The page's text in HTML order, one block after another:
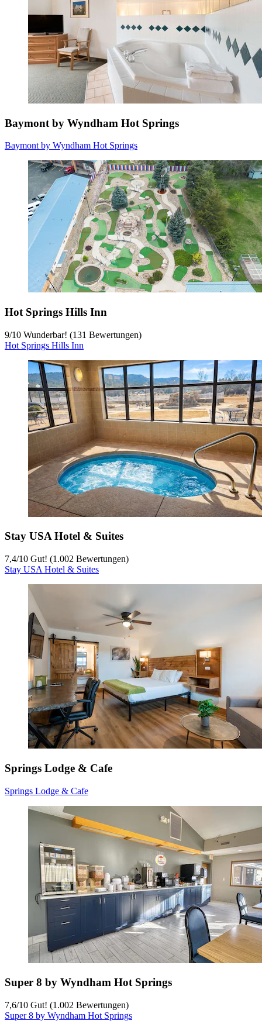
Baymont by Wyndham Hot Springs
Baymont by Wyndham Hot Springs
Hot Springs Hills Inn
9/10 Wunderbar! (131 Bewertungen)
Hot Springs Hills Inn
Stay USA Hotel & Suites
7,4/10 Gut! (1.002 Bewertungen)
Stay USA Hotel & Suites
Springs Lodge & Cafe
Springs Lodge & Cafe
Super 8 by Wyndham Hot Springs
7,6/10 Gut! (1.002 Bewertungen)
Super 8 by Wyndham Hot Springs